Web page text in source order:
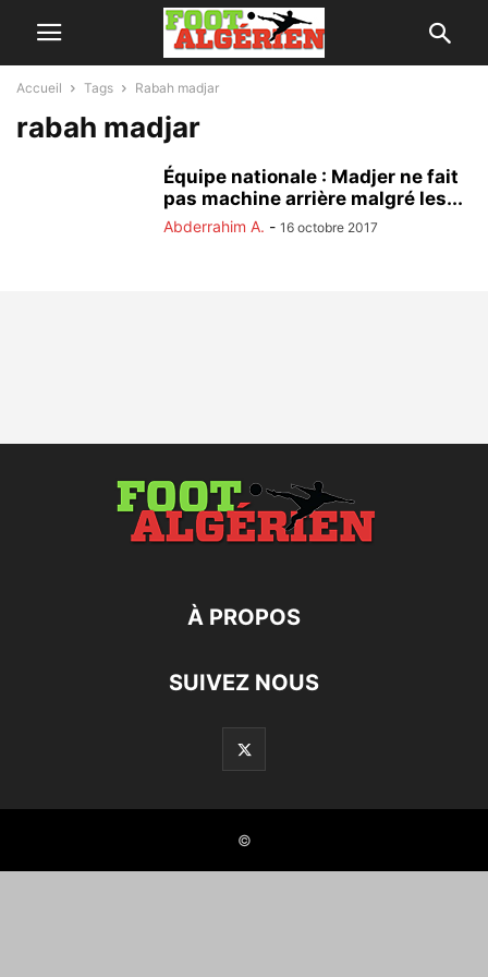
Accueil Tags Rabah madjar
rabah madjar
Équipe nationale : Madjer ne fait
pas machine arrière malgré les...
Abderrahim A. - 16 octobre 2017
À PROPOS
SUIVEZ NOUS
©